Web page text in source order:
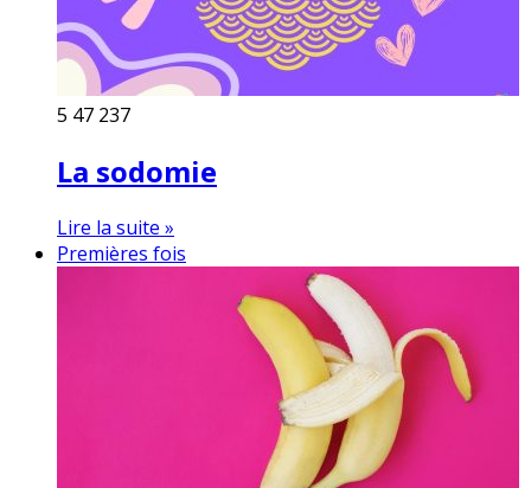
5 47 237
La sodomie
Lire la suite »
Premières fois